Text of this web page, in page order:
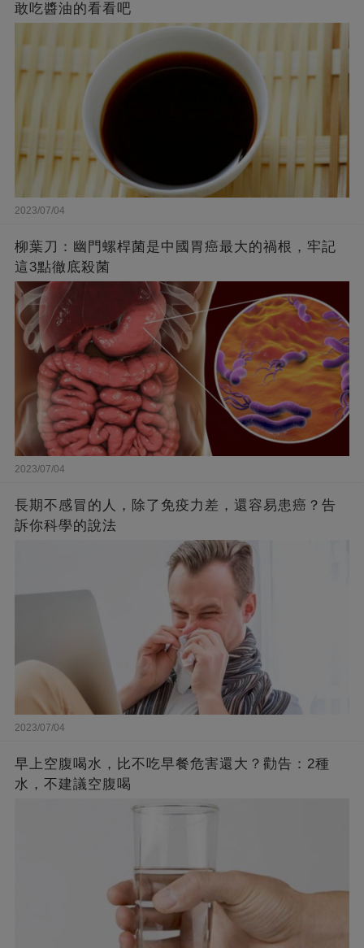
敢吃醬油的看看吧
2023/07/04
柳葉刀：幽門螺桿菌是中國胃癌最大的禍根，牢記
這3點徹底殺菌
2023/07/04
長期不感冒的人，除了免疫力差，還容易患癌？告
訴你科學的說法
2023/07/04
早上空腹喝水，比不吃早餐危害還大？勸告：2種
水，不建議空腹喝